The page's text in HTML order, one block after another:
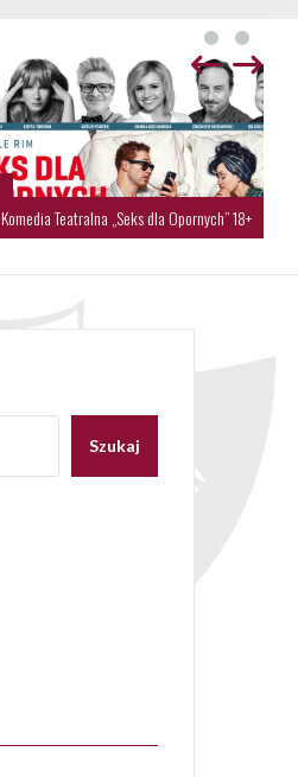
Komedia Teatralna „Seks dla Opornych” 18+
Szukaj